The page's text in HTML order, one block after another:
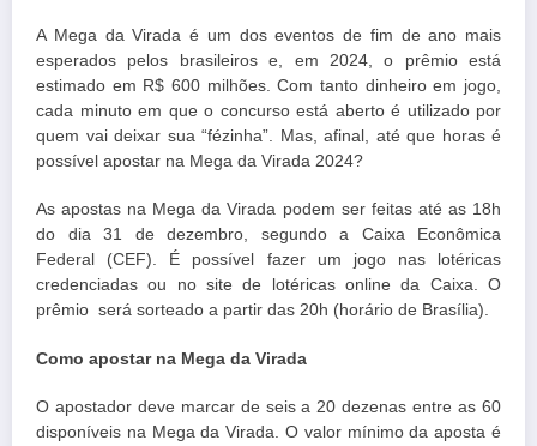
A Mega da Virada é um dos eventos de fim de ano mais
esperados pelos brasileiros e, em 2024, o prêmio está
estimado em R$ 600 milhões. Com tanto dinheiro em jogo,
cada minuto em que o concurso está aberto é utilizado por
quem vai deixar sua “fézinha”. Mas, afinal, até que horas é
possível apostar na Mega da Virada 2024?
As apostas na Mega da Virada podem ser feitas até as 18h
do dia 31 de dezembro, segundo a Caixa Econômica
Federal (CEF). É possível fazer um jogo nas lotéricas
credenciadas ou no site de lotéricas online da Caixa. O
prêmio será sorteado a partir das 20h (horário de Brasília).
Como apostar na Mega da Virada
O apostador deve marcar de seis a 20 dezenas entre as 60
disponíveis na Mega da Virada. O valor mínimo da aposta é